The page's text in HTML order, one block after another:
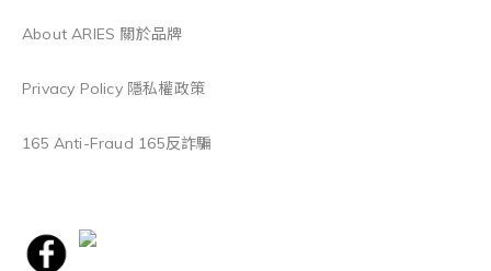
About ARIES 關於品牌
Privacy Policy 隱私權政策
165 Anti-Fraud 165反詐騙